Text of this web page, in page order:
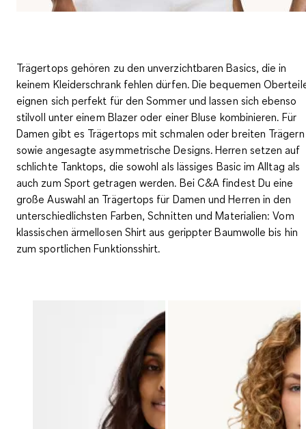
Trägertops gehören zu den unverzichtbaren Basics, die in
keinem Kleiderschrank fehlen dürfen. Die bequemen
eignen sich perfekt für den Sommer und lassen sich ebenso
stilvoll unter einem Blazer oder einer Bluse kombinieren. Für
Damen gibt es Trägertops mit schmalen oder breiten Trägern
sowie angesagte asymmetrische Designs. Herren setzen auf
schlichte Tanktops, die sowohl als lässiges Basic im Alltag als
auch zum Sport getragen werden. Bei C&A findest Du eine
große Auswahl an Trägertops für Damen und Herren in den
unterschiedlichsten Farben, Schnitten und Materialien: Vom
klassischen ärmellosen Shirt aus gerippter Baumwolle bis hin
zum sportlichen Funktionsshirt.